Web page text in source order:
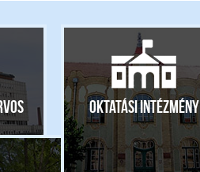
Oktatási intézmény